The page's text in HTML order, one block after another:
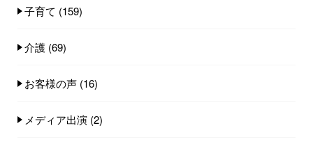
子育て (159)
介護 (69)
お客様の声 (16)
メディア出演 (2)